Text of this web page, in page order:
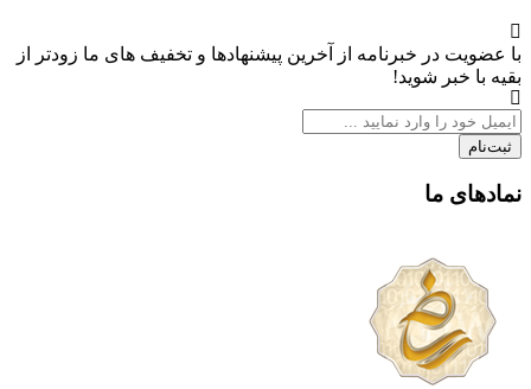
با عضویت در خبرنامه از آخرین پیشنهادها و تخفیف های ما زودتر از
بقیه با خبر شوید!
ثبت‌نام
نمادهای ما